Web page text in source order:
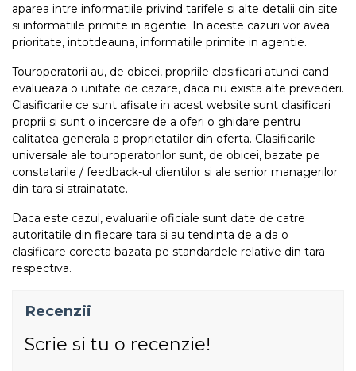
aparea intre informatiile privind tarifele si alte detalii din site
si informatiile primite in agentie. In aceste cazuri vor avea
prioritate, intotdeauna, informatiile primite in agentie.
Touroperatorii au, de obicei, propriile clasificari atunci cand
evalueaza o unitate de cazare, daca nu exista alte prevederi.
Clasificarile ce sunt afisate in acest website sunt clasificari
proprii si sunt o incercare de a oferi o ghidare pentru
calitatea generala a proprietatilor din oferta. Clasificarile
universale ale touroperatorilor sunt, de obicei, bazate pe
constatarile / feedback-ul clientilor si ale senior managerilor
din tara si strainatate.
Daca este cazul, evaluarile oficiale sunt date de catre
autoritatile din fiecare tara si au tendinta de a da o
clasificare corecta bazata pe standardele relative din tara
respectiva.
Recenzii
Scrie si tu o recenzie!